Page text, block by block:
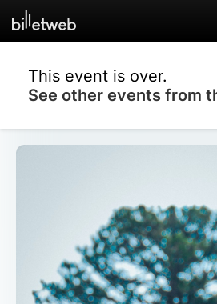
This event is over.
See other events from